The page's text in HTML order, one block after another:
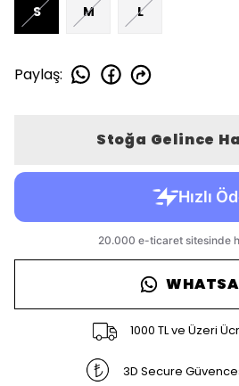
S M L
Paylaş:
Stoğa Gelince
1000 TL ve Üzeri
3D Secure